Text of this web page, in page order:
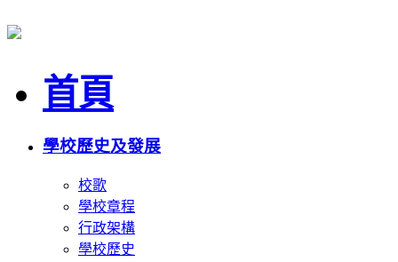
首頁
學校歷史及發展
校歌
學校章程
行政架構
學校歷史